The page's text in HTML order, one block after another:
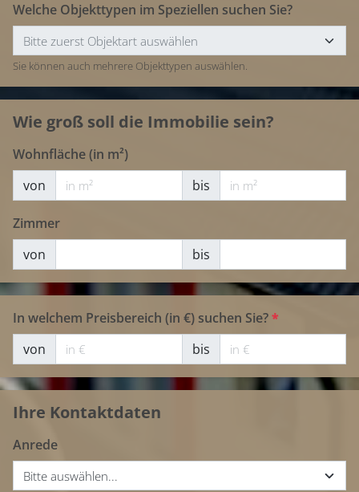
Welche Objekttypen im Speziellen suchen Sie?
Sie können auch mehrere Objekttypen auswählen.
Wie groß soll die Immobilie sein?
Wohnfläche (in m²)
von
bis
Zimmer
von
bis
In welchem Preisbereich (in €) suchen Sie?*
von
bis
Ihre Kontaktdaten
Anrede
Bitte auswählen...